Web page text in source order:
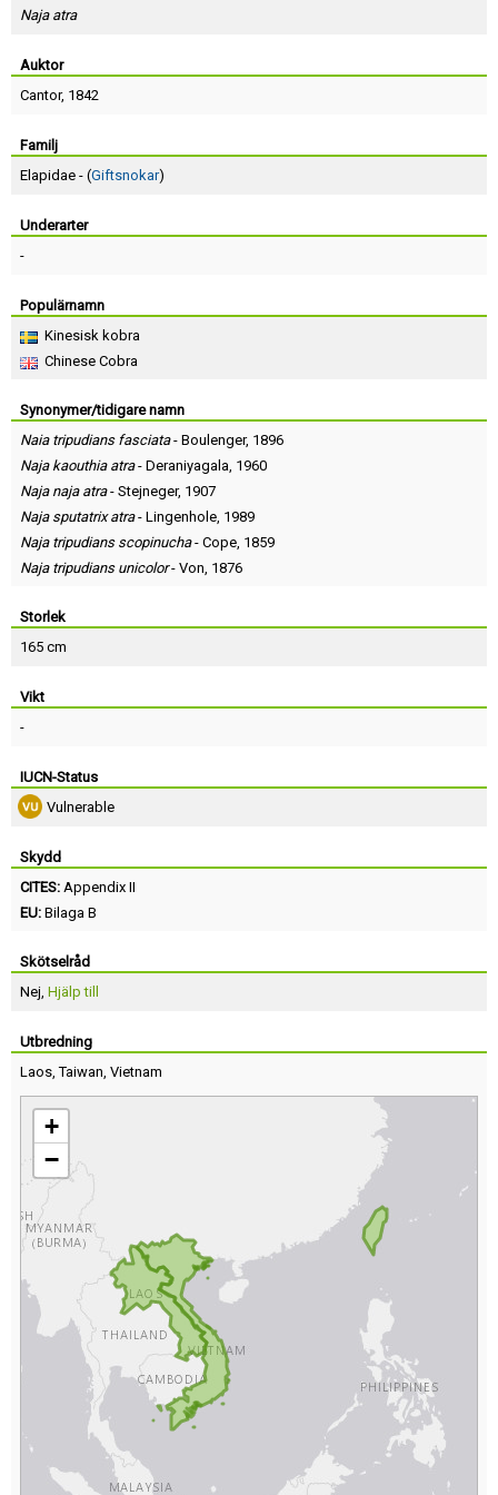
Naja atra
Auktor
Cantor, 1842
Familj
Elapidae - (Giftsnokar)
Underarter
-
Populärnamn
Kinesisk kobra
Chinese Cobra
Synonymer/tidigare namn
Naia tripudians fasciata- Boulenger, 1896
Naja kaouthia atra- Deraniyagala, 1960
Naja naja atra- Stejneger, 1907
Naja sputatrix atra- Lingenhole, 1989
Naja tripudians scopinucha- Cope, 1859
Naja tripudians unicolor- Von, 1876
Storlek
165 cm
Vikt
-
IUCN-Status
Vulnerable
Skydd
CITES: Appendix II
EU: Bilaga B
Skötselråd
Nej, Hjälp till
Utbredning
Laos,Taiwan, Vietnam
+
−